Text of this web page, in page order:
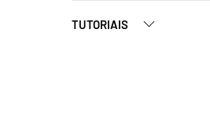
TUTORIAIS